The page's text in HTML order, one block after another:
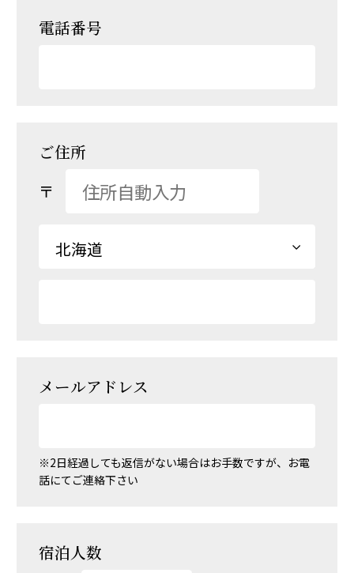
電話番号
ご住所
〒
メールアドレス
※2日経過しても返信がない場合はお手数ですが、お電
話にてご連絡下さい
宿泊人数